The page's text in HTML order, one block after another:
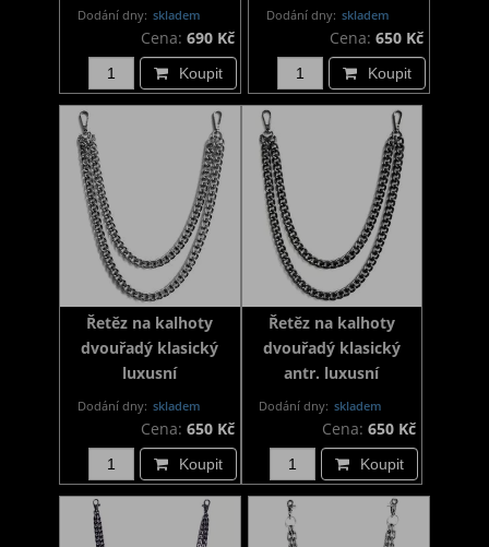
Dodání dny: skladem
Cena: 690 Kč
Koupit
Dodání dny: skladem
Cena: 650 Kč
Koupit
Řetěz na kalhoty
dvouřadý klasický
luxusní
Dodání dny: skladem
Cena: 650 Kč
Koupit
Řetěz na kalhoty
dvouřadý klasický
antr. luxusní
Dodání dny: skladem
Cena:650 Kč
Koupit